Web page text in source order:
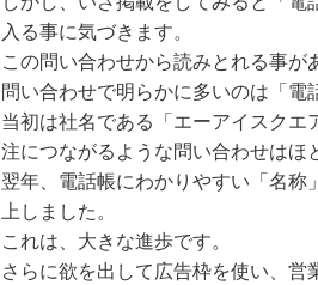
入る事に気づきます。
この問い合わせから読みとれる事が
問い合わせで明らかに多いのは「電
当初は社名である「エーアイスク
注につながるような問い合わせはほ
翌年、電話帳にわかりやすい「名
上しました。
これは、大きな進歩です。
さらに欲を出して広告枠を使い、